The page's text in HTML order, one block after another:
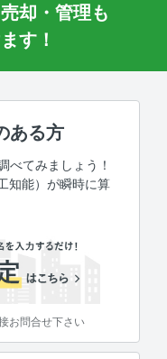
却・管理も
す！
ある方
べてみましょう！
知能）が瞬時に算
お問合せ下さい